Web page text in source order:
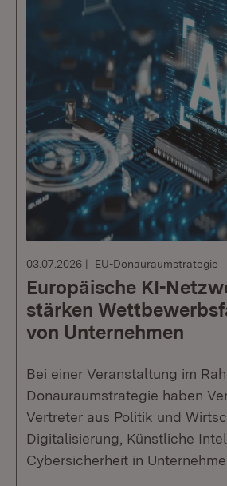
03.07.2026 EU-Donauraumstrategie
Europäische KI-
stärken
von Unternehmen
Bei einer Veranstaltung im
Donauraumstrategie haben
Vertreter aus Politik und
Digitalisierung, Künstliche
Cybersicherheit in